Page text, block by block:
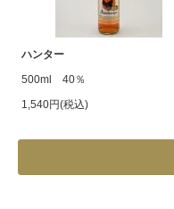
ハンター
500ml 40％
1,540円(税込)